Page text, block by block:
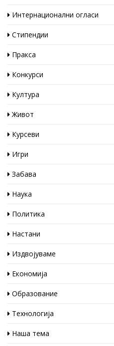
Интернационални огласи
Стипендии
Пракса
Конкурси
Култура
Живот
Курсеви
Игри
Забава
Наука
Политика
Настани
Издвојуваме
Економија
Образование
Технологија
Наша тема